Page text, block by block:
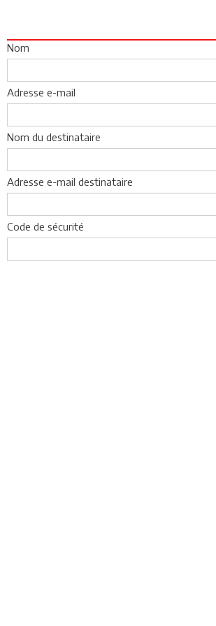
Nom
Adresse e-mail
Nom du destinataire
Adresse e-mail destinataire
Code de sécurité